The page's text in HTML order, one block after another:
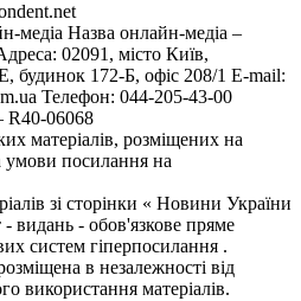
медіа Назва онлайн-медіа –
02091, місто Київ,
172-Б, офіс 208/1 E-mail:
Телефон: 044-205-43-00
R40-06068
матеріалів, розміщених на
умови посилання на
зі сторінки « Новини України
- видань - обов'язкове пряме
систем гіперпосилання .
в незалежності від
використання матеріалів.